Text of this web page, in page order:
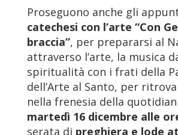
Proseguono anche gli
catechesi con l’arte “Con
braccia”, per prepararsi al
attraverso l’arte, la musica
spiritualità con i frati della
dell’Arte al Santo, per
nella frenesia della
martedì 16 dicembre alle
serata di preghiera e lode